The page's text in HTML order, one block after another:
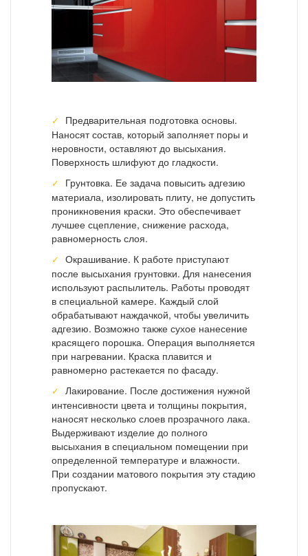
Предварительная подготовка основы.
Наносят состав, который заполняет поры и
неровности, оставляют до высыхания.
Поверхность шлифуют до гладкости.
Грунтовка. Ее задача повысить адгезию
материала, изолировать плиту, не допустить
проникновения краски. Это обеспечивает
лучшее сцепление, снижение расхода,
равномерность слоя.
Окрашивание. К работе приступают
после высыхания грунтовки. Для нанесения
используют распылитель. Работы проводят
в специальной камере. Каждый слой
обрабатывают наждачкой, чтобы увеличить
адгезию. Возможно также сухое нанесение
красящего порошка. Операция выполняется
при нагревании. Краска плавится и
равномерно растекается по фасаду.
Лакирование. После достижения нужной
интенсивности цвета и толщины покрытия,
наносят несколько слоев прозрачного лака.
Выдерживают изделие до полного
высыхания в специальном помещении при
определенной температуре и влажности.
При создании матового покрытия эту стадию
пропускают.